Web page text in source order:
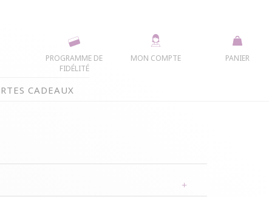
PANIER
MON COMPTE
PROGRAMME DE
FIDÉLITÉ
CADEAUX